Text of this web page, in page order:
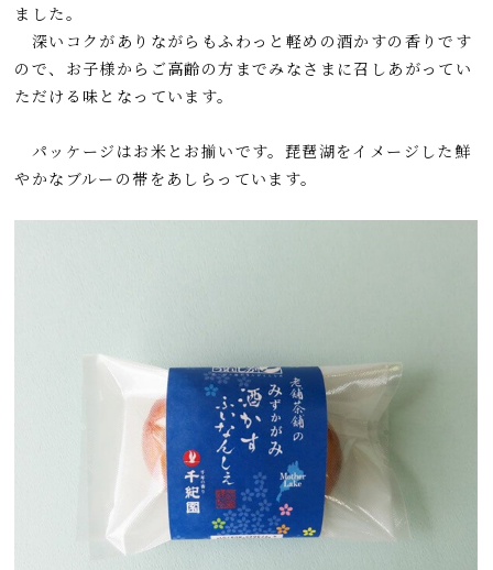
ました。
深いコクがありながらもふわっと軽めの酒かすの香りです
ので、お子様からご高齢の方までみなさまに召しあがってい
ただける味となっています。
パッケージはお米とお揃いです。琵琶湖をイメージした鮮
やかなブルーの帯をあしらっています。